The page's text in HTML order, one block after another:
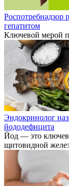
Роспотребнадзор
гепатитом
Ключевой мерой
Эндокринолог
йододефицита
Йод — это
щитовидной